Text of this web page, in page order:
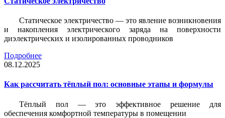
Статическое электричество — это явление возникновения
и накопления электрического заряда на поверхности
диэлектрических и изолированных проводников
Подробнее
08.12.2025
Как рассчитать тёплый пол: основные этапы и формулы
Тёплый пол — это эффективное решение для
обеспечения комфортной температуры в помещении